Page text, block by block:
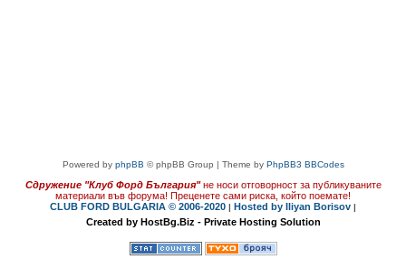
Powered by phpBB © phpBB Group | Theme by PhpBB3 BBCodes
Сдружение "Клуб Форд България" не носи отговорност за публикуваните
материали във форума! Преценете сами риска, който поемате!
CLUB FORD BULGARIA © 2006-2020 | Hosted by Iliyan Borisov |
Created by HostBg.Biz - Private Hosting Solution